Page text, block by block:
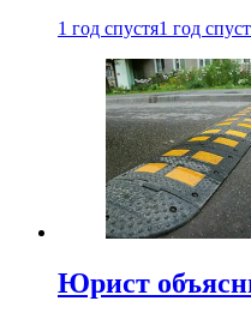
1 год спустя1 год
Юрист